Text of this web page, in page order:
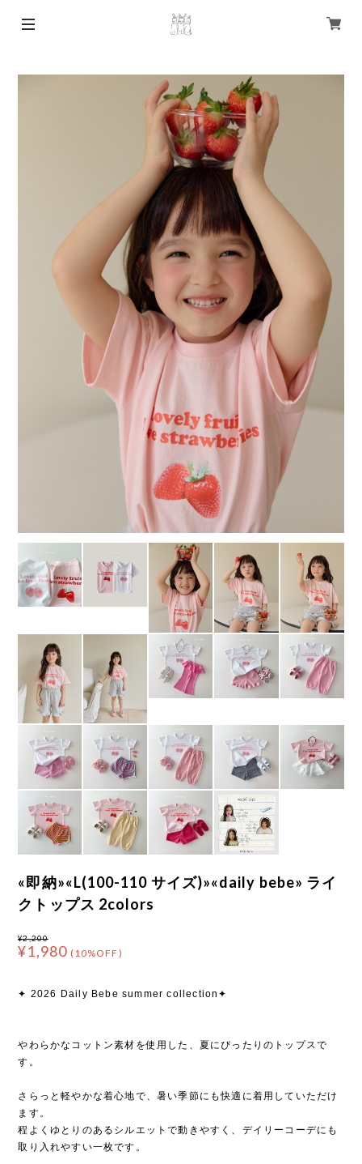
«即納»«L(100-110 サイズ)»«daily bebe» ライ
クトップス 2colors
¥2,200
¥1,980 (10%OFF)
✦ 2026 Daily Bebe summer collection✦
やわらかなコットン素材を使用した、夏にぴったりのトップスで
す。
さらっと軽やかな着心地で、暑い季節にも快適に着用していただけ
ます。
程よくゆとりのあるシルエットで動きやすく、デイリーコーデにも
取り入れやすい一枚です。